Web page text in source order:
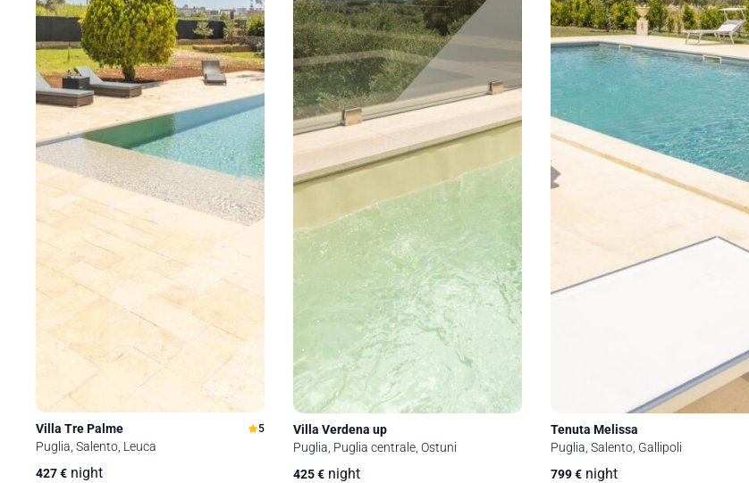
Villa Tre Palme 5
Puglia, Salento, Leuca
427€ night
Villa Verdena up
Puglia, Puglia centrale, Ostuni
425€ night
Tenuta Melissa
Puglia, Salento, Gallipoli
799€ night